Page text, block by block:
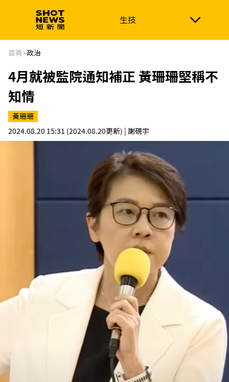
生技
生技 政治
新南向 體育
首頁>政治
4月就被監院通知補正 黃珊珊堅稱不
知情
黃珊珊
2024.08.20 15:31 (2024.08.20更新) | 謝硯宇